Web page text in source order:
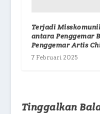
Terjadi
antara Penggemar
Penggemar Artis
7 Februari 2025
Tinggalkan